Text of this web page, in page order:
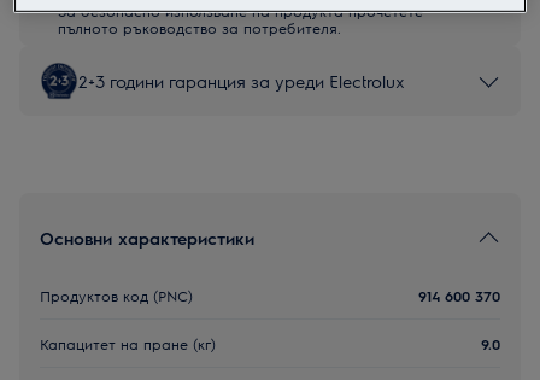
За безопасно използване на продукта прочетете
пълното ръководство за потребителя.
2+3 години гаранция за уреди Electrolux
Основни характеристики
Продуктов код (PNC) 914 600 370
Капацитет на пране (кг) 9.0